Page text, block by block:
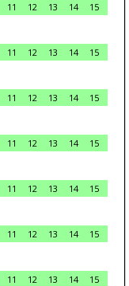
11 12 13 14
15
11 12 13 14
15
11 12 13 14
15
11 12 13 14
15
11 12 13 14
15
11 12 13 14
15
11 12 13 14
15